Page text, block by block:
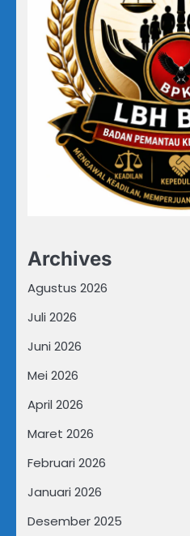
Archives
Agustus 2026
Juli 2026
Juni 2026
Mei 2026
April 2026
Maret 2026
Februari 2026
Januari 2026
Desember 2025